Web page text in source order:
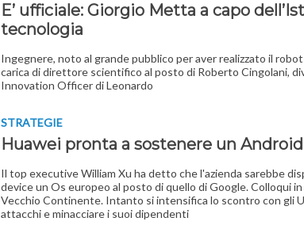
E’ ufficiale: Giorgio Metta a capo
tecnologia
Ingegnere, noto al grande pubblico per aver realizzato il
carica di direttore scientifico al posto di Roberto Cingolani,
Innovation Officer di Leonardo
STRATEGIE
Huawei pronta a sostenere un
Il top executive William Xu ha detto che l'azienda sarebbe
device un Os europeo al posto di quello di Google. Colloqui
Vecchio Continente. Intanto si intensifica lo scontro con gli
attacchi e minacciare i suoi dipendenti